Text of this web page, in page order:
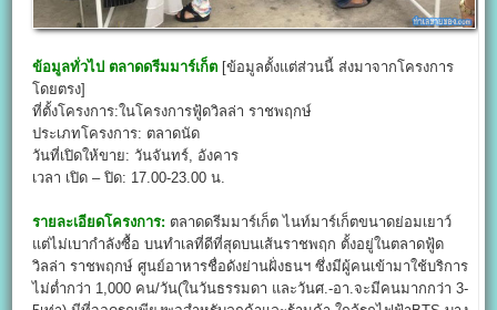
ข้อมูลทั่วไป ตลาดดรีมมาร์เก็ต [ข้อมูลตั้งแต่ส่วนนี้ ส่งมาจากโครงการ
โดยตรง]
ที่ตั้งโครงการ:ในโครงการฟู้ดวิลล่า ราชพฤกษ์
ประเภทโครงการ: ตลาดนัด
วันที่เปิดให้ขาย: วันจันทร์, อังคาร
เวลา เปิด – ปิด: 17.00-23.00 น.
รายละเอียดโครงการ: ตลาดดรีมมาร์เก็ต ไนท์มาร์เก็ตขนาดย่อมเยาว์
แต่ไม่เบากำลังซื้อ บนทำเลที่ดีที่สุดบนเส้นราชพฤก ตั้งอยู่ในตลาดฟู้ด
วิลล่า ราชพฤกษ์ ศูนย์อาหารชื่อดังย่านฝั่งธนฯ ซึ่งมีผู้คนเข้ามาใช้บริการ
ไม่ต่ำกว่า 1,000 คน/วัน(ในวันธรรมดา และวันศ.-อา.จะมีคนมากกว่า 3-